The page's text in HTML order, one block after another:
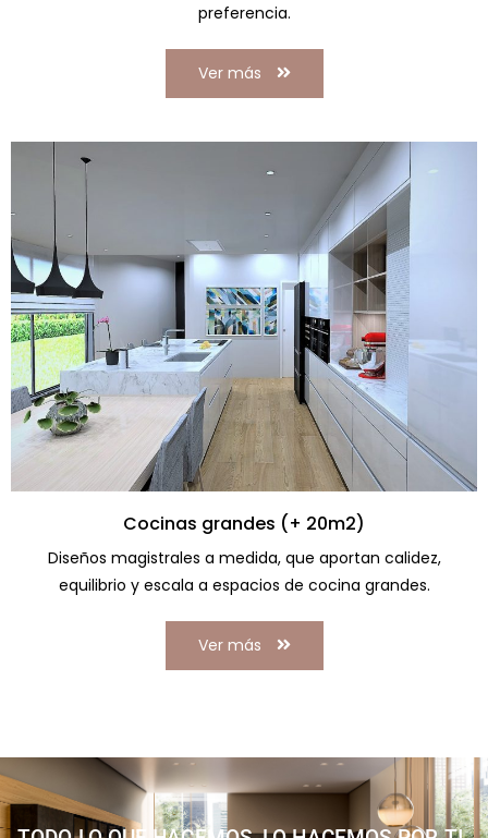
preferencia.
Ver más
Cocinas grandes (+ 20m2)
Diseños magistrales a medida, que aportan calidez,
equilibrio y escala a espacios de cocina grandes.
Ver más